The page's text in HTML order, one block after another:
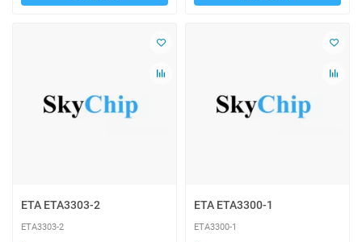
ETA ETA3303-2
ETA3303-2
ETA ETA3300-1
ETA3300-1